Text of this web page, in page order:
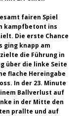
fairen Spiel
kampfbetont ins
Die erste Chance
ging knapp am
die Führung in
über die linke Seite
flache Hereingabe
In der 23. Minute
Ballverlust auf
in der Mitte den
prallte und auf